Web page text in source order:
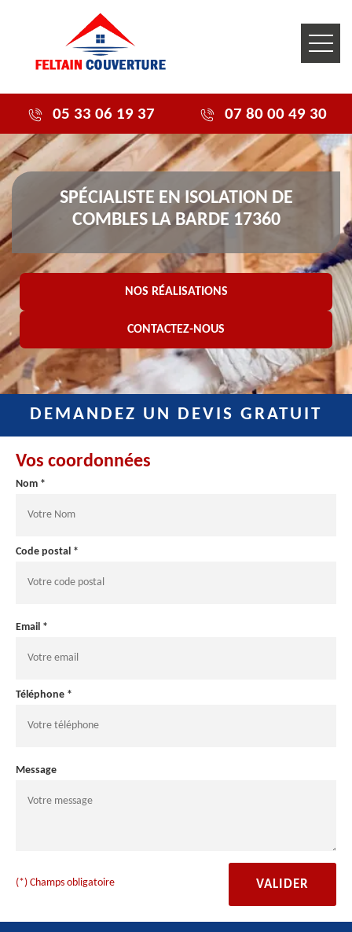
05 33 06 19 37 07 80 00 49 30
SPÉCIALISTE EN ISOLATION DE
COMBLES LA BARDE 17360
NOS RÉALISATIONS
CONTACTEZ-NOUS
DEMANDEZ UN DEVIS GRATUIT
Vos coordonnées
Nom *
Code postal *
Email *
Téléphone *
Message
(*) Champs obligatoire